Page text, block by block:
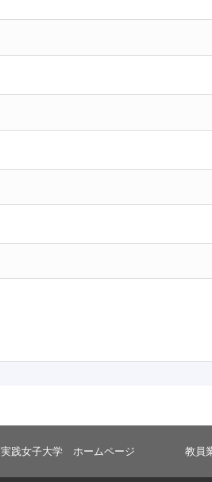
実践女子大学 ホームページ 教員